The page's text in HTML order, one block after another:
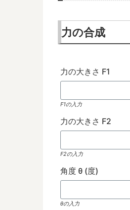
力の合成
力の大きさ F1
F1の入力
力の大きさ F2
F2の入力
角度 θ (度)
θの入力